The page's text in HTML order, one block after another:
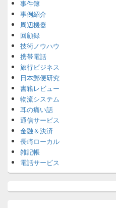
事件簿
事例紹介
周辺機器
回顧録
技術ノウハウ
携帯電話
旅行ビジネス
日本郵便研究
書籍レビュー
物流システム
耳の痛い話
通信サービス
金融＆決済
長崎ローカル
雑記帳
電話サービス